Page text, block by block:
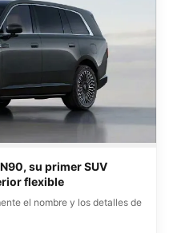
su primer SUV
flexible
el nombre y los detalles de